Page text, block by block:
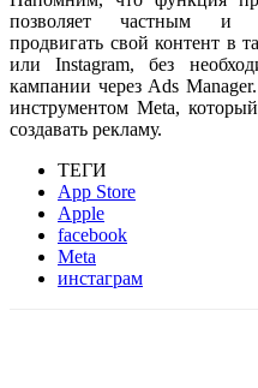
позволяет частным и
продвигать свой контент в
или Instagram, без
кампании через Ads
инструментом Meta,
создавать рекламу.
ТЕГИ
App Store
Apple
facebook
Meta
инстаграм